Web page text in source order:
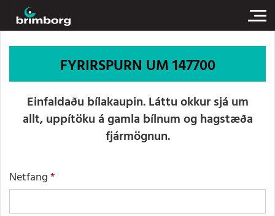
FYRIRSPURN UM 147700
Einfaldaðu bílakaupin. Láttu okkur sjá um
allt, uppítöku á gamla bílnum og hagstæða
fjármögnun.
Netfang